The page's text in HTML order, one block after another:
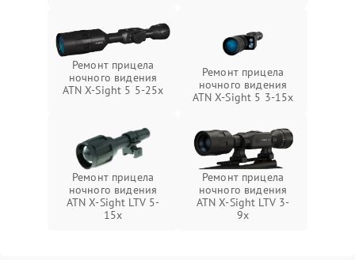
Ремонт прицела
ночного видения
ATN X-Sight 5 5-25x
Ремонт прицела
ночного видения
ATN X-Sight 5 3-15x
Ремонт прицела
ночного видения
ATN X-Sight LTV 5-
15x
Ремонт прицела
ночного видения
ATN X-Sight LTV 3-
9x